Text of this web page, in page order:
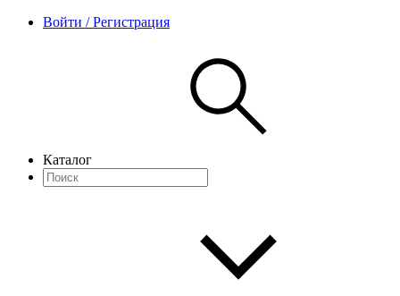
Войти / Регистрация
Каталог